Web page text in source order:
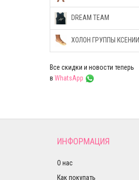
DREAM TEAM
ХОЛОН ГРУППЫ КСЕНИИ
Все скидки и новости теперь
в WhatsApp
ИНФОРМАЦИЯ
О нас
Как покупать